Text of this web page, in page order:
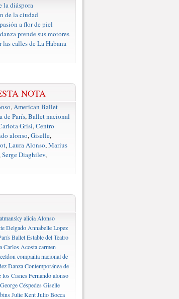
la diáspora
de la ciudad
a flor de piel
prende sus motores
las calles de La Habana
NOTA
,American Ballet
de París,Ballet nacional
Grisi,Centro
alonso,Giselle,
,Laura Alonso,Marius
Serge Diaghilev,
alicia Alonso
Delgado Annabelle Lopez
Ballet Estable del Teatro
Carlos Acostacarmen
compañía nacional de
Danza Contemporánea de
los CisnesFernando alonso
George CéspedesGiselle
Julie KentJulio Bocca